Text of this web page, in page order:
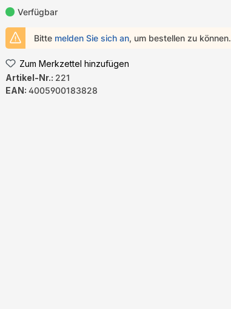
Verfügbar
Bitte melden Sie sich an, um bestellen zu können.
Zum Merkzettel hinzufügen
Artikel-Nr.: 221
EAN: 4005900183828